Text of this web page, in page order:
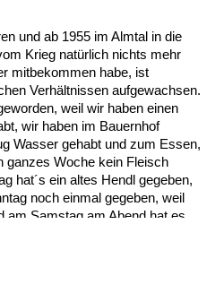
und ab 1955 im Almtal in die
Krieg natürlich nichts mehr
mitbekommen habe, ist
Verhältnissen aufgewachsen.
weil wir haben einen
wir haben im Bauernhof
Wasser gehabt und zum Essen,
ganzes Woche kein Fleisch
hat´s ein altes Hendl gegeben,
noch einmal gegeben, weil
am Samstag am Abend hat es